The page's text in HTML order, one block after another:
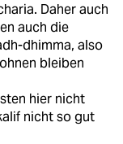
Daher auch
auch die
dhimma, also
bleiben
hier nicht
nicht so gut